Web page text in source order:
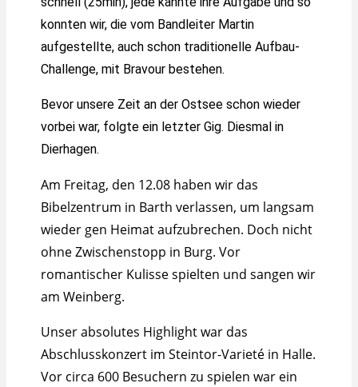
konnten wir, die vom Bandleiter Martin
aufgestellte, auch schon traditionelle Aufbau-
Challenge, mit Bravour bestehen.
Bevor unsere Zeit an der Ostsee schon wieder
vorbei war, folgte ein letzter Gig. Diesmal in
Dierhagen.
Am Freitag, den 12.08 haben wir das
Bibelzentrum in Barth verlassen, um langsam
wieder gen Heimat aufzubrechen. Doch nicht
ohne Zwischenstopp in Burg. Vor
romantischer Kulisse spielten und sangen wir
am Weinberg.
Unser absolutes Highlight war das
Abschlusskonzert im Steintor-Varieté in Halle.
Vor circa 600 Besuchern zu spielen war ein